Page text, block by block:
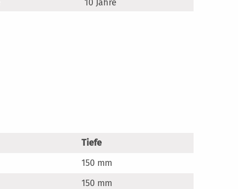
10 Jahre
Tiefe
150 mm
150 mm